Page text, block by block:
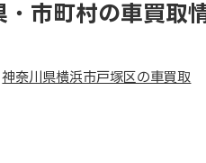
・市町村の車買取
神奈川県横浜市戸塚区の車買取